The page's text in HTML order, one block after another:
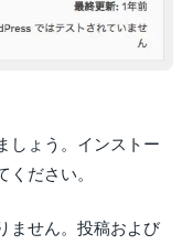
しょう。インストー
ください。
ません。投稿および